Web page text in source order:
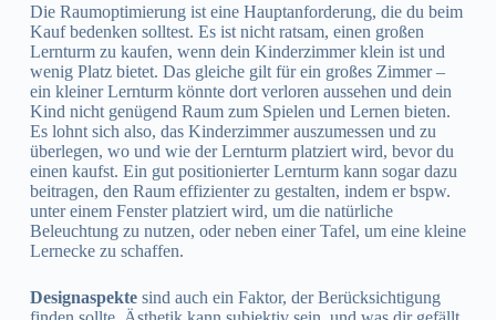
Die Raumoptimierung ist eine Hauptanforderung, die du beim
Kauf bedenken solltest. Es ist nicht ratsam, einen großen
Lernturm zu kaufen, wenn dein Kinderzimmer klein ist und
wenig Platz bietet. Das gleiche gilt für ein großes Zimmer –
ein kleiner Lernturm könnte dort verloren aussehen und dein
Kind nicht genügend Raum zum Spielen und Lernen bieten.
Es lohnt sich also, das Kinderzimmer auszumessen und zu
überlegen, wo und wie der Lernturm platziert wird, bevor du
einen kaufst. Ein gut positionierter Lernturm kann sogar dazu
beitragen, den Raum effizienter zu gestalten, indem er bspw.
unter einem Fenster platziert wird, um die natürliche
Beleuchtung zu nutzen, oder neben einer Tafel, um eine kleine
Lernecke zu schaffen.
Designaspektesind auch ein Faktor, der Berücksichtigung